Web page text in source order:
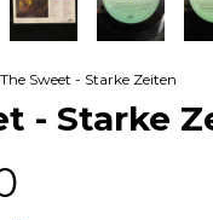
The Sweet - Starke Zeiten
- Starke